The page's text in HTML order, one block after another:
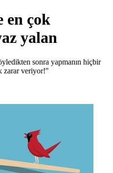
en çok
yalan
sonra yapmanın hiçbir
zarar veriyor!"